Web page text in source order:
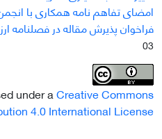
امضای تفاهم نامه همکاری با
فراخوان پذیرش مقاله در فصلنامه
03
under aCreative Commons
4.0 International License